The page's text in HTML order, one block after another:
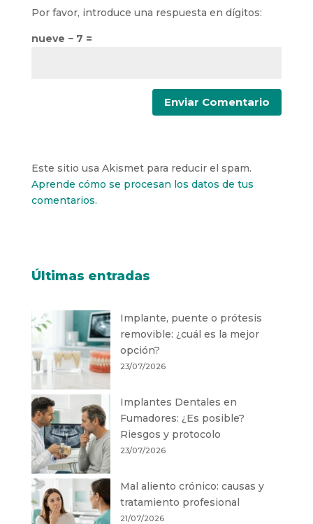
Por favor, introduce una respuesta en dígitos:
nueve − 7 =
Este sitio usa Akismet para reducir el spam.
Aprende cómo se procesan los datos de tus
comentarios.
Últimas entradas
Implante, puente o prótesis
removible: ¿cuál es la mejor
opción?
23/07/2026
Implantes Dentales en
Fumadores: ¿Es posible?
Riesgos y protocolo
23/07/2026
Mal aliento crónico: causas y
tratamiento profesional
21/07/2026